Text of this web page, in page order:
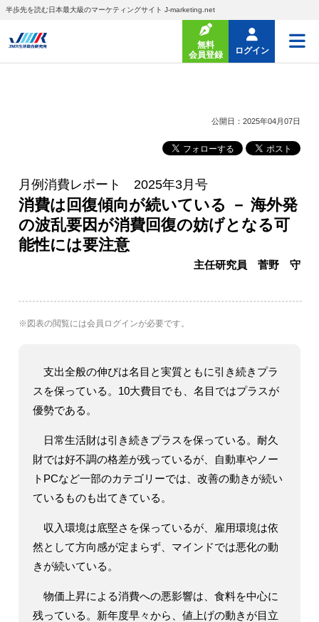
半歩先を読む日本最大級のマーケティングサイト J-marketing.net
無料
会員登録
ログイン
公開日：2025年04月07日
月例消費レポート 2025年3月号
消費は回復傾向が続いている － 海外発
の波乱要因が消費回復の妨げとなる可
能性には要注意
主任研究員 菅野 守
※図表の閲覧には会員ログインが必要です。
支出全般の伸びは名目と実質ともに引き続きプラ
スを保っている。10大費目でも、名目ではプラスが
優勢である。
日常生活財は引き続きプラスを保っている。耐久
財では好不調の格差が残っているが、自動車やノー
トPCなど一部のカテゴリーでは、改善の動きが続い
ているものも出てきている。
収入環境は底堅さを保っているが、雇用環境は依
然として方向感が定まらず、マインドでは悪化の動
きが続いている。
物価上昇による消費への悪影響は、食料を中心に
残っている。新年度早々から、値上げの動きが目立